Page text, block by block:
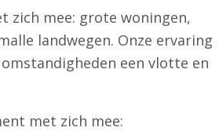
zich mee: grote woningen,
landwegen. Onze ervaring
een vlotte en
met zich mee: